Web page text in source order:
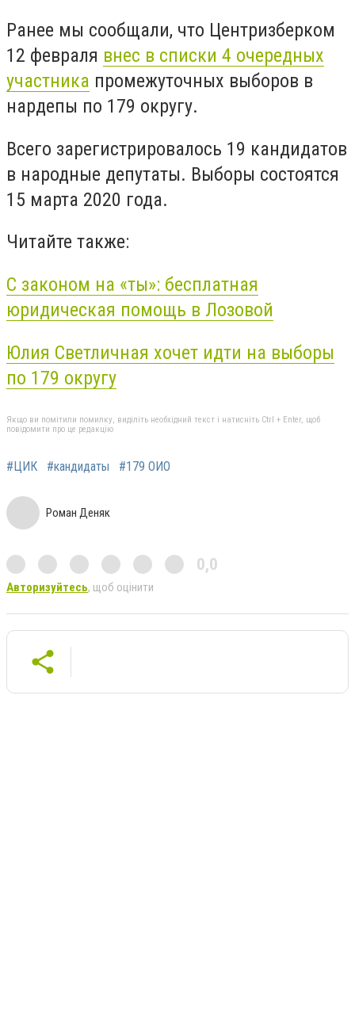
Ранее мы сообщали, что Центризберком
12 февраля внес в списки 4 очередных
участника промежуточных выборов в
нардепы по 179 округу.
Всего зарегистрировалось 19 кандидатов
в народные депутаты. Выборы состоятся
15 марта 2020 года.
Читайте также:
С законом на «ты»: бесплатная
юридическая помощь в Лозовой
Юлия Светличная хочет идти на выборы
по 179 округу
Якщо ви помітили помилку, виділіть необхідний текст і натисніть Ctrl + Enter, щоб
повідомити про це редакцію
#ЦИК #кандидаты #179 ОИО
Роман Деняк
0,0
Авторизуйтесь, щоб оцінити